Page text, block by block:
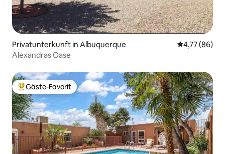
Privatunterkunft in Albuquerque
4,77 (86)
Alexandras Oase
Beliebter Gäste-Favorit.
Gäste-Favorit